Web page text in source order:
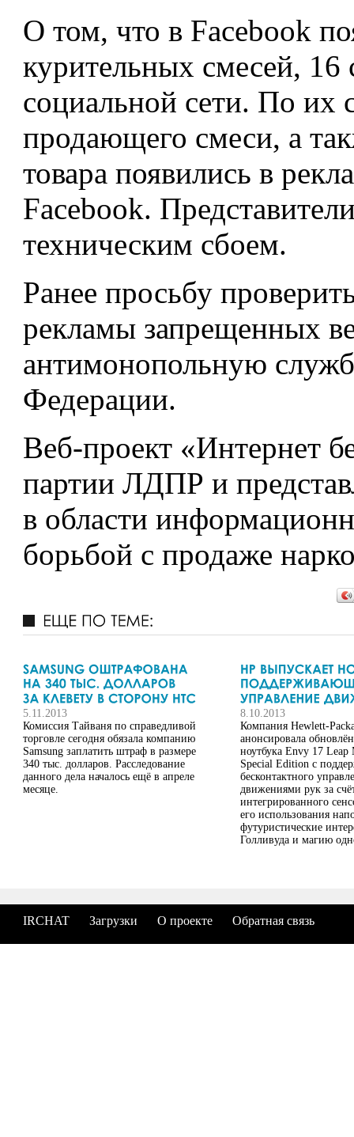
О том, что в Facebook
курительных смесей, 16
социальной сети. По их
продающего смеси, а
товара появились в
Facebook.
техническим сбоем.
Ранее просьбу
рекламы запрещенных
антимонопольную
Федерации.
Веб-проект «Интернет
партии ЛДПР и
в области
борьбой с продаже
5.11.2013
Комиссия Тайваня по справедливой
торговле сегодня обязала компанию
Samsung заплатить штраф в размере
340 тыс. долларов. Расследование
данного дела началось ещё в апреле
месяце.
8.10.2013
Компания Hewlett-
анонсировала
ноутбука Envy 17 Leap
Special Edition с
бесконтактного
движениями рук за
интегрированного
его использования
футуристические
Голливуда и магию
IRCHAT Загрузки О проекте Обратная связь